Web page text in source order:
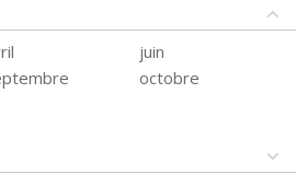
juin
octobre